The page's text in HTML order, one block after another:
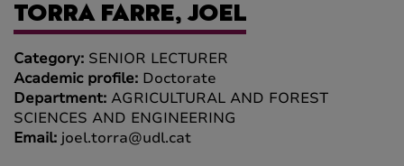
TORRA FARRE, JOEL
Category: SENIOR LECTURER
Academic profile: Doctorate
Department: AGRICULTURAL AND FOREST
SCIENCES AND ENGINEERING
Email: joel.torra@udl.cat